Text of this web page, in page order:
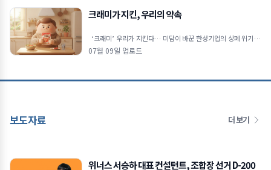
크래미가 지킨, 우리의 약속
‘크래미’ 우리가 지킨다… 미담이 바꾼 한성기업의 상폐 위기 극
복 🦀상장폐지 시가총액 기준이 300억 원으로 강화
07월 09일 업로드
보도자료 더 보기
위너스 서승하 대표 컨설턴트, 조합장 선거 D-200